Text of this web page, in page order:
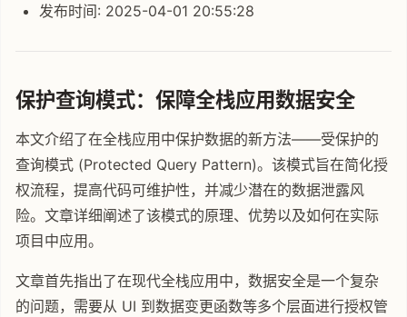
发布时间: 2025-04-01 20:55:28
保护查询模式：保障全栈应用数据安全
本文介绍了在全栈应用中保护数据的新方法——受保护的
查询模式 (Protected Query Pattern)。该模式旨在简化授
权流程，提高代码可维护性，并减少潜在的数据泄露风
险。文章详细阐述了该模式的原理、优势以及如何在实际
项目中应用。
文章首先指出了在现代全栈应用中，数据安全是一个复杂
的问题，需要从 UI 到数据变更函数等多个层面进行授权管